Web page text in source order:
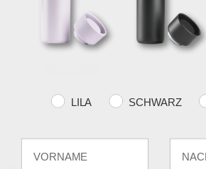
Farvevalg
LILA SCHWARZ